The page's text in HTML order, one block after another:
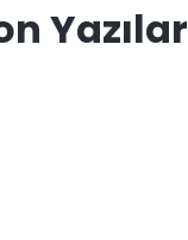
Yazılar